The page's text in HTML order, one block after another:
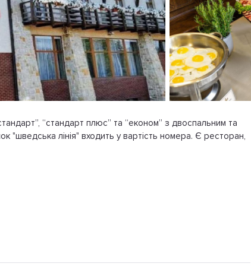
“стандарт плюс” та “економ” з двоспальним та
"шведська лінія" входить у вартість номера​​​​​​​. Є ресторан,